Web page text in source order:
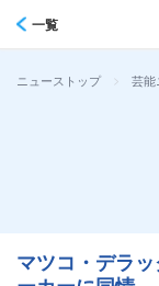
一覧
ニューストップ > 芸能
マツコ・デラ